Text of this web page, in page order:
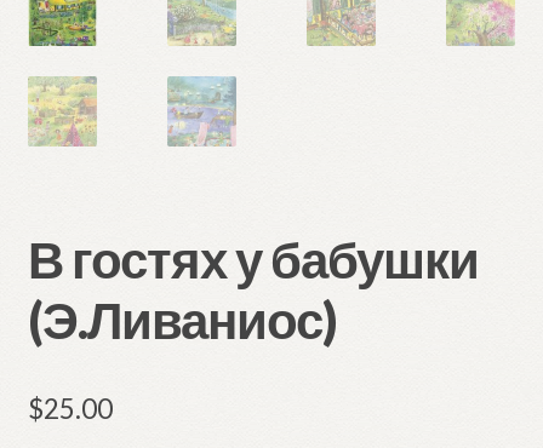
В гостях у бабушки
(Э.Ливаниос)
$25.00